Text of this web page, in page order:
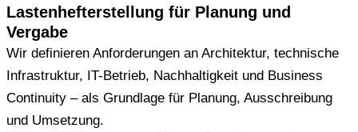
Lastenhefterstellung für Planung und
Vergabe
Wir definieren Anforderungen an Architektur, technische
Infrastruktur, IT-Betrieb, Nachhaltigkeit und Business
Continuity – als Grundlage für Planung, Ausschreibung
und Umsetzung.